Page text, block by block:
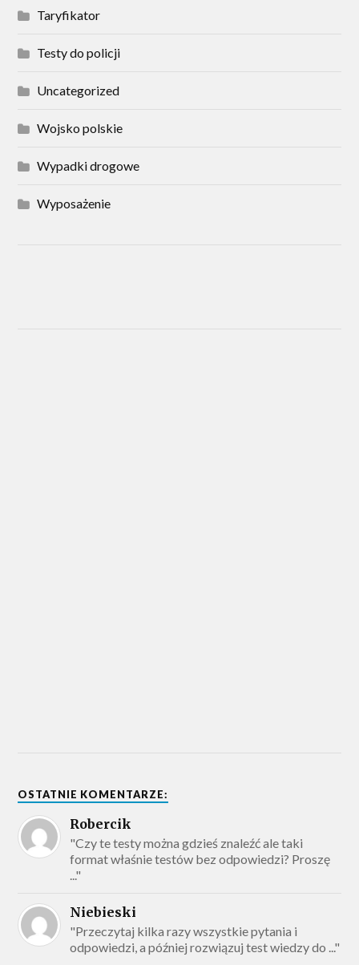
Taryfikator
Testy do policji
Uncategorized
Wojsko polskie
Wypadki drogowe
Wyposażenie
OSTATNIE KOMENTARZE:
Robercik
"Czy te testy można gdzieś znaleźć ale taki
format właśnie testów bez odpowiedzi? Proszę
..."
Niebieski
"Przeczytaj kilka razy wszystkie pytania i
odpowiedzi, a później rozwiązuj test wiedzy do ..."